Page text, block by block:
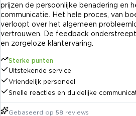
prijzen de persoonlijke benadering en
communicatie. Het hele proces, van
verloopt over het algemeen
vertrouwen. De feedback
en zorgeloze klantervaring.
Sterke punten
Uitstekende service
Vriendelijk personeel
Snelle reacties en duidelijke
Gebaseerd op 58 reviews